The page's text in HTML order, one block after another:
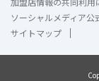
ソーシャルメディア公
サイトマップ